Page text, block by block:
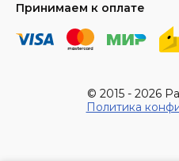
Принимаем к оплате
© 2015 - 2026
Политика